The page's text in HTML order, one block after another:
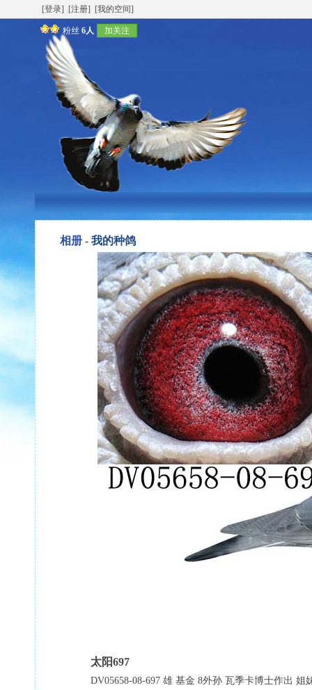
[登录] [注册] [我的空间]
粉丝 6人 加关注
相册 - 我的种鸽
太阳697
DV05658-08-697 雄 基金 8外孙 瓦季卡博士作出